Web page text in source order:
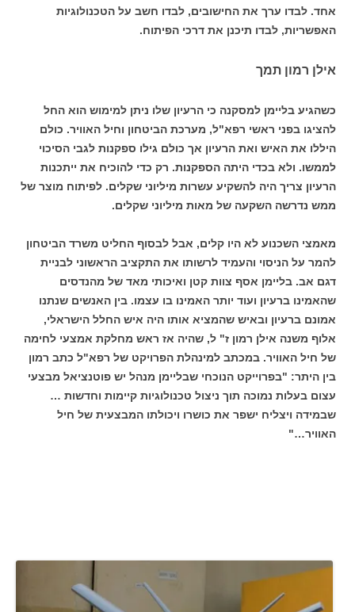
אחד. לבדו ערך את החישובים, לבדו חשב על הטכנולוגיות
האפשריות, לבדו תיכנן את דרכי הפיתוח.
אילן רמון תמך
כשהגיע בליימן למסקנה כי הרעיון שלו ניתן למימוש הוא החל
להציגו בפני ראשי רפא"ל, מערכת הביטחון וחיל האוויר. כולם
היללו את האיש ואת הרעיון אך כולם גילו ספקנות לגבי הסיכוי
לממשו. ולא בכדי היתה הספקנות. רק כדי להוכיח את ייתכנות
הרעיון צריך היה להשקיע עשרות מיליוני שקלים. לפיתוח מוצר של
ממש נדרשה השקעה של מאות מיליוני שקלים.
מאמצי השכנוע לא היו קלים, אבל לבסוף החליט משרד הביטחון
להמר על הניסוי והעמיד לרשותו את התקציב הראשוני לבניית
דגם אב. בליימן אסף צוות קטן ואיכותי מאד של מהנדסים
שהאמינו ברעיון ועוד יותר האמינו בו עצמו. בין האנשים שנתנו
אמונם ברעיון ובאיש שהמציא אותו היה איש החלל הישראלי,
אלוף משנה אילן רמון ז" ל, שהיה אז ראש מחלקת אמצעי לחימה
של חיל האוויר. במכתב למינהלת הפרויקט של רפא"ל כתב רמון
בין היתר: "בפרוייקט הנוכחי שבליימן מנהל יש פוטנציאל מבצעי
עצום בעלות נמוכה תוך ניצול טכנולוגיות קיימות וחדשות …
שבמידה ויצליח ישפר את כושרו ויכולתו המבצעית של חיל
האוויר…"